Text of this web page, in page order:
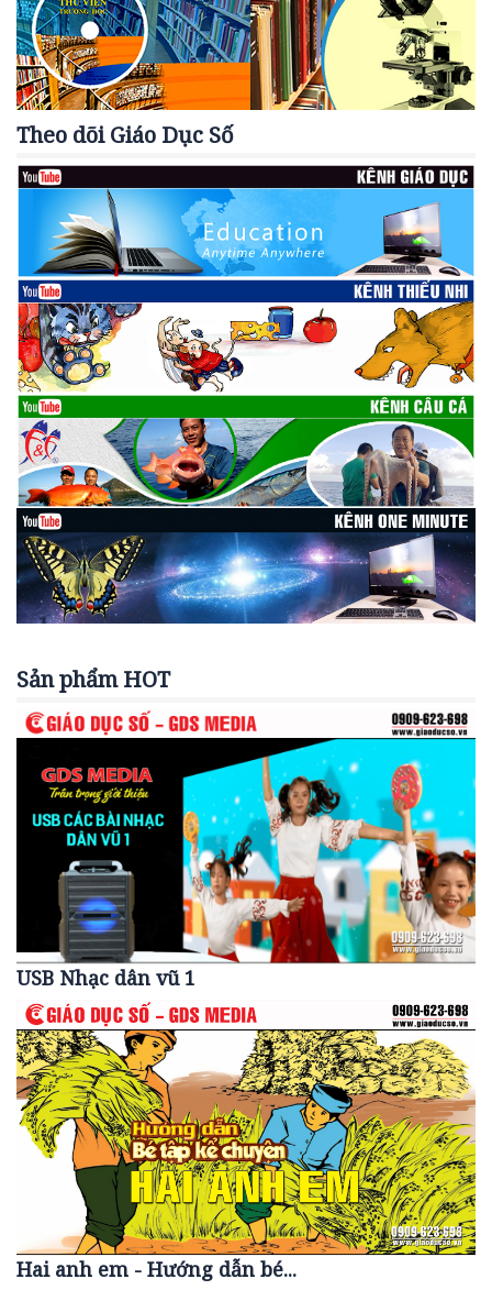
Theo dõi Giáo Dục Số
Sản phẩm HOT
USB Nhạc dân vũ 1
Hai anh em - Hướng dẫn bé...